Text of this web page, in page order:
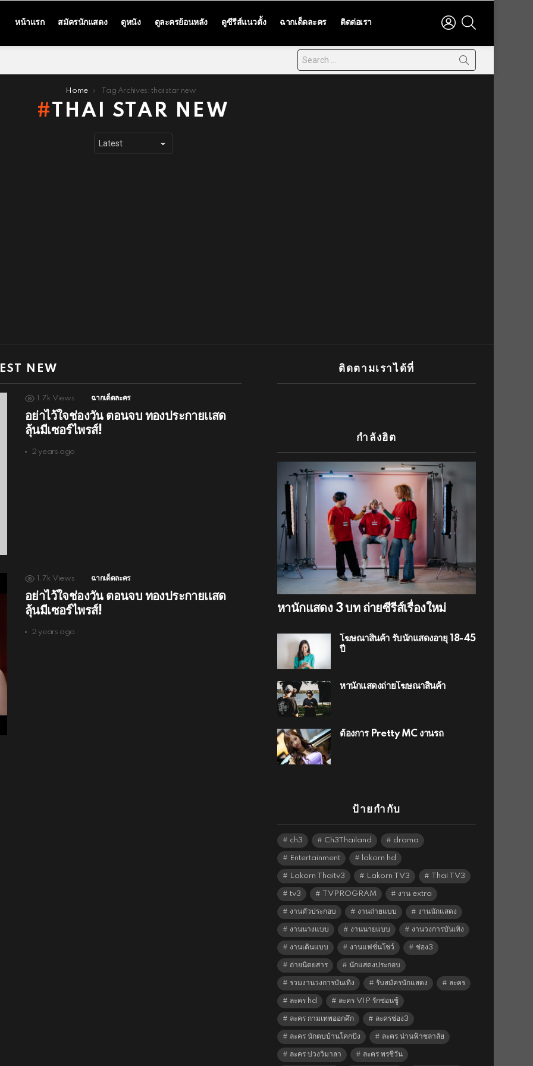
หน้าแรก สมัครนักแสดง ดูหนัง ดูละครย้อนหลัง ดูซีรีส์แนวตั้ง ฉากเด็ดละคร ติดต่อเรา
LOGIN
Home Tag Archives: thai star new
THAI STAR NEW
NEW
1.7k Views ฉากเด็ดละคร
อย่าไว้ใจช่องวัน ตอนจบ ทองประกายเเสด
ลุ้นมีเซอร์ไพรส์!
2 years ago
1.7k Views ฉากเด็ดละคร
อย่าไว้ใจช่องวัน ตอนจบ ทองประกายเเสด
ลุ้นมีเซอร์ไพรส์!
2 years ago
ติดตามเราได้ที่
กำลังฮิต
หานักแสดง 3 บท ถ่ายซีรีส์เรื่องใหม่
โฆษณาสินค้า รับนักแสดงอายุ 18-45
ปี
หานักแสดงถ่ายโฆษณาสินค้า
ต้องการ Pretty MC งานรถ
ป้ายกำกับ
ch3 Ch3Thailand drama
Entertainment lakorn hd
Lakorn Thaitv3 Lakorn TV3 Thai TV3
tv3 TVPROGRAM งาน extra
งานตัวประกอบ งานถ่ายแบบ งานนักแสดง
งานนางแบบ งานนายแบบ งานวงการบันเทิง
งานเดินแบบ งานแฟชั่นโชว์ ช่อง3
ถ่ายนิตยสาร นักแสดงประกอบ
รวมงานวงการบันเทิง รับสมัครนักแสดง ละคร
ละคร hd ละคร VIP รักซ่อนชู้
ละคร กามเทพออกศึก ละครช่อง3
ละคร นักตบบ้านโคกปัง ละคร น่านฟ้าชลาลัย
ละคร บ่วงวิมาลา ละคร พรชีวัน